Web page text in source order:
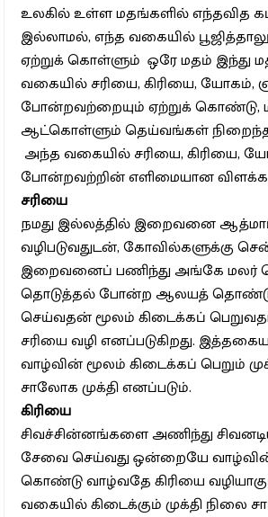
உலகில் உள்ள மதங்களில் எந்தவித
இல்லாமல், எந்த வகையில்
ஏற்றுக் கொள்ளும் ஒரே மதம் இந்து
வகையில் சரியை, கிரியை, யோகம்,
போன்றவற்றையும் ஏற்றுக்
ஆட்கொள்ளும் தெய்வங்கள்
அந்த வகையில் சரியை, கிரியை,
போன்றவற்றின் எளிமையான
சரியை
நமது இல்லத்தில் இறைவனை
வழிபடுவதுடன், கோவில்களுக்கு
இறைவனைப் பணிந்து அங்கே மலர்
தொடுத்தல் போன்ற ஆலயத்
செய்வதன் மூலம் கிடைக்கப்
சரியை வழி எனப்படுகிறது.
வாழ்வின் மூலம் கிடைக்கப் பெறும்
சாலோக முக்தி எனப்படும்.
கிரியை
சிவச்சின்னங்களை அணிந்து
சேவை செய்வது ஒன்றையே
கொண்டு வாழ்வதே கிரியை
வகையில் கிடைக்கும் முக்தி நிலை